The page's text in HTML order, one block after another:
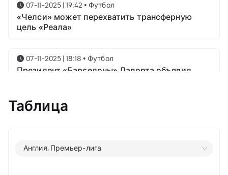
07-11-2025 | 19:42 • Футбол
«Челси» может перехватить трансферную
цель «Реала»
07-11-2025 | 18:18 • Футбол
Президент «Барселоны» Лапорта объявил
07-11-2025 | 16:23
ФИФА
Таблица
Англия, Премьер-лига